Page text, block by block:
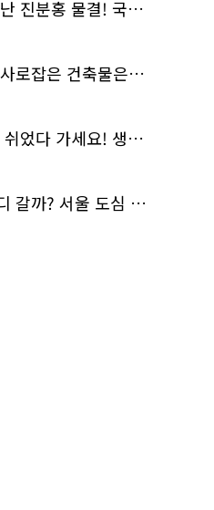
폭염 속 피어난 진분홍 물결! 국립중앙박물관 배롱나무 명소
나의 마음을 사로잡은 건축물은? '서울시 건축상' 수상작 공개!
더울 땐 잠시 쉬었다 가세요! 생수 냉장고부터 해피소·무더위쉼터까지
여름방학 어디 갈까? 서울 도심 무료 실내 여행 코스 추천